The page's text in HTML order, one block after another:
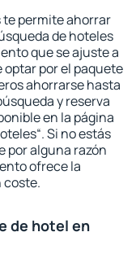
te permite ahorrar
de hoteles
que se ajuste a
por el paquete
ahorrarse hasta
y reserva
en la página
Si no estás
por alguna razón
ofrece la
coste.
de hotel en